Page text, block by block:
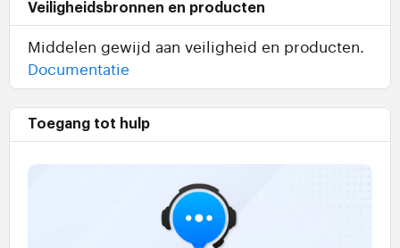
Veiligheidsbronnen en producten
Middelen gewijd aan veiligheid en producten.
Documentatie
Toegang tot hulp